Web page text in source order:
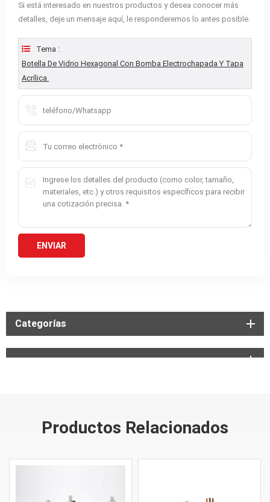
Si está interesado en nuestros productos y desea conocer más
detalles, deje un mensaje aquí, le responderemos lo antes posible.
Tema :
Botella De Vidrio Hexagonal Con Bomba Electrochapada Y Tapa
Acrílica.
Categorías
Productos Relacionados